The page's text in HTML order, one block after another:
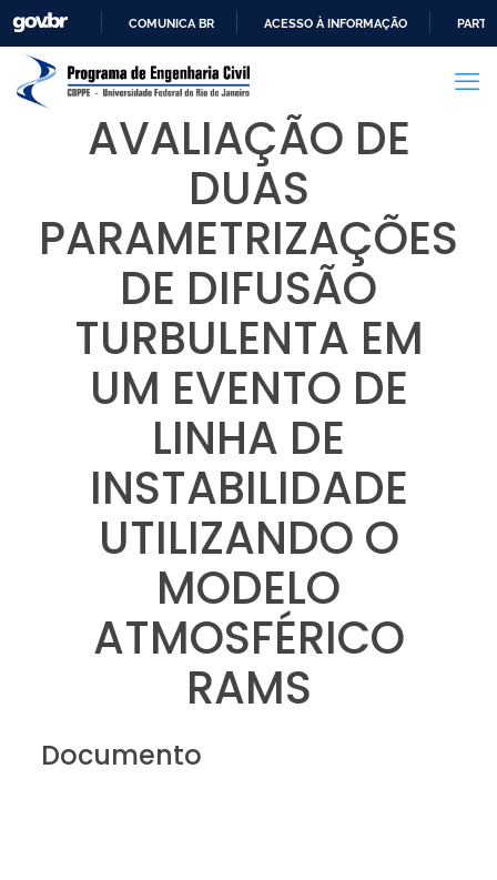
PARA
CONTEÚDO
COMUNICA BR ACESSO À INFORMAÇÃO
AVALIAÇÃO DE
DUAS
PARAMETRIZAÇÕES
DE DIFUSÃO
TURBULENTA EM
UM EVENTO DE
LINHA DE
INSTABILIDADE
UTILIZANDO O
MODELO
ATMOSFÉRICO
RAMS
Documento